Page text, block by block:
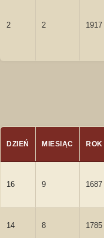
2 2 1917
DZIEŃ MIESIĄC ROK
16 9 1687
14 8 1785